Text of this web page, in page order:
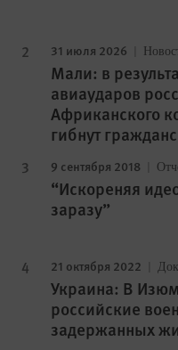
31 июля 2026
Мали: в
авиаударов
Африканского
гибнут
9 сентября 2018
“Искореняя
заразу”
21 октября 2022
Украина: В
российские
задержанных